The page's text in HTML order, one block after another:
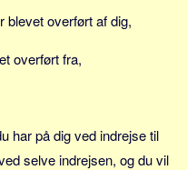
blevet overført af dig,
overført fra,
har på dig ved indrejse til
selve indrejsen, og du vil